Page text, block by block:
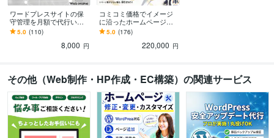
ワードプレスサイトの保
守管理を月額で代行いた
します WordPressの更
新・メンテナンス管理・
バックアップ対策
5.0 (110)
8,000 円
コミコミ価格でイメージ
に沿ったホームページ作
ります パソコン操作が苦
手な方でも維持管理がで
きるような動画解説付き
5.0 (176)
220,000 円
その他（Web制作・HP作成・EC構築）の関連サービス